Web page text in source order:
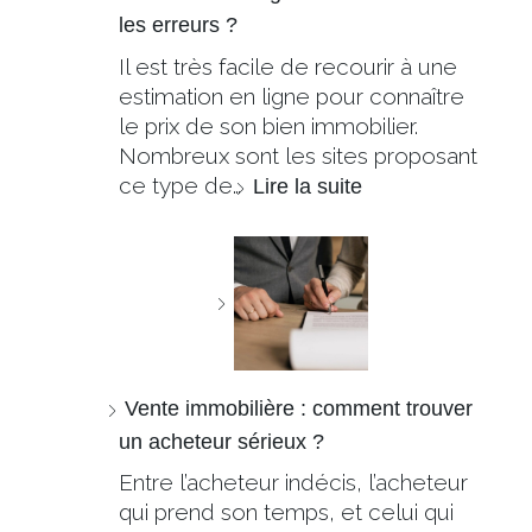
les erreurs ?
Il est très facile de recourir à une
estimation en ligne pour connaître
le prix de son bien immobilier.
Nombreux sont les sites proposant
ce type de… Lire la suite
Vente immobilière : comment trouver
un acheteur sérieux ?
Entre l’acheteur indécis, l’acheteur
qui prend son temps, et celui qui